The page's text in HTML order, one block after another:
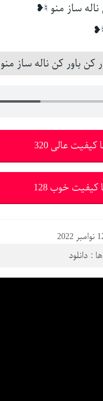
ساز منو ♮❥
باور کن ناله ساز منو
عالی 320
کیفیت خوب 128
2022
: دانلود